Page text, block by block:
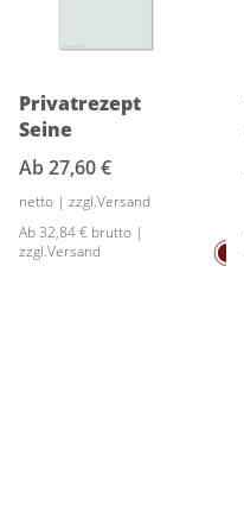
Privatrezept
Seine
Ab 27,60 €
netto | zzgl.Versand
Ab 32,84 € brutto |
zzgl.Versand